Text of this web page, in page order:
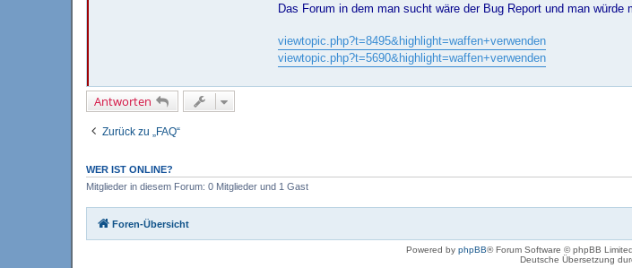
Das Forum in dem man sucht wäre der Bug Report und man
viewtopic.php?t=8495&highlight=waffen+verwenden
viewtopic.php?t=5690&highlight=waffen+verwenden
Antworten
Zurück zu „FAQ“
WER IST ONLINE?
Mitglieder in diesem Forum: 0 Mitglieder und 1 Gast
Foren-Übersicht
Powered by phpBB® Forum Software © phpBB
Deutsche Übersetzung